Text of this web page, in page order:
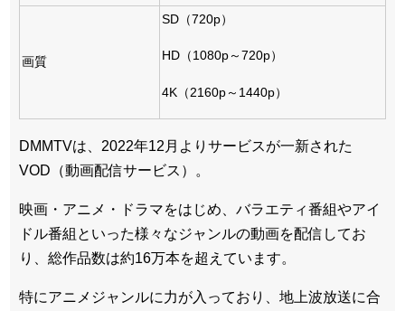
画質
SD（720p）
HD（1080p～720p）
4K（2160p～1440p）
DMMTVは、2022年12月よりサービスが一新された
VOD（動画配信サービス）。
映画・アニメ・ドラマをはじめ、バラエティ番組やアイ
ドル番組といった様々なジャンルの動画を配信してお
り、総作品数は約16万本を超えています。
特にアニメジャンルに力が入っており、地上波放送に合